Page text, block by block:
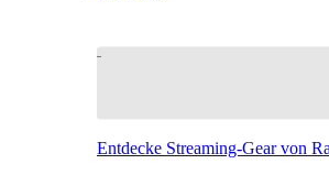
Entdecke Streaming-Gear von